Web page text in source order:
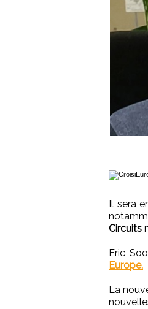
Il sera
Circuits
Eric
Europe.
La